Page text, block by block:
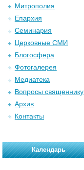
Митрополия
Епархия
Семинария
Церковные СМИ
Блогосфера
Фотогалерея
Медиатека
Вопросы священнику
Архив
Контакты
Календарь